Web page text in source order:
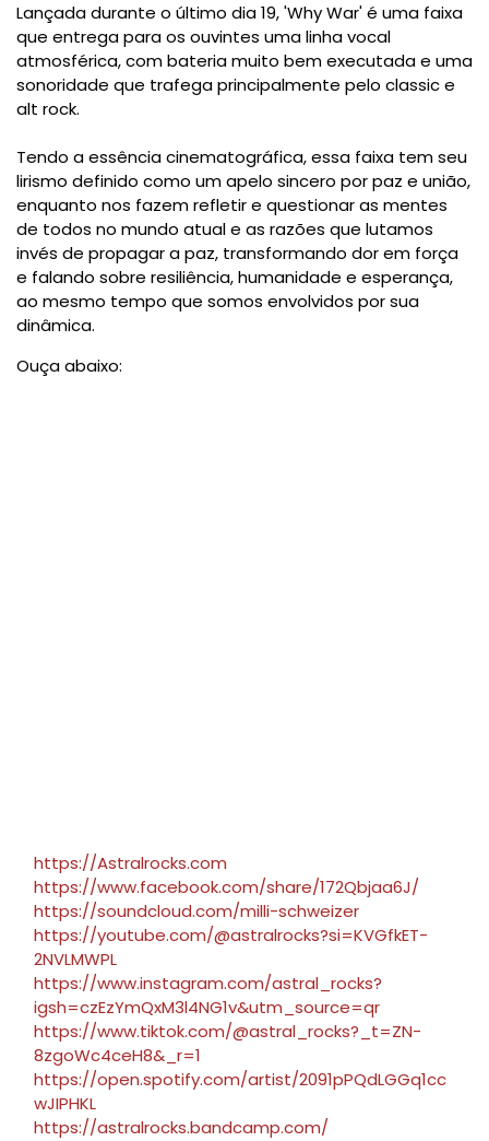
Lançada durante o último dia 19, 'Why War' é uma faixa
que entrega para os ouvintes uma linha vocal
atmosférica, com bateria muito bem executada e uma
sonoridade que trafega principalmente pelo classic e
alt rock.
Tendo a essência cinematográfica, essa faixa tem seu
lirismo definido como um apelo sincero por paz e união,
enquanto nos fazem refletir e questionar as mentes
de todos no mundo atual e as razões que lutamos
invés de propagar a paz, transformando dor em força
e falando sobre resiliência, humanidade e esperança,
ao mesmo tempo que somos envolvidos por sua
dinâmica.
Ouça abaixo:
https://Astralrocks.com
https://www.facebook.com/share/172Qbjaa6J/
https://soundcloud.com/milli-schweizer
https://youtube.com/@astralrocks?si=KVGfkET-
2NVLMWPL
https://www.instagram.com/astral_rocks?
igsh=czEzYmQxM3l4NG1v&utm_source=qr
https://www.tiktok.com/@astral_rocks?_t=ZN-
8zgoWc4ceH8&_r=1
https://open.spotify.com/artist/2091pPQdLGGq1cc
wJIPHKL
https://astralrocks.bandcamp.com/